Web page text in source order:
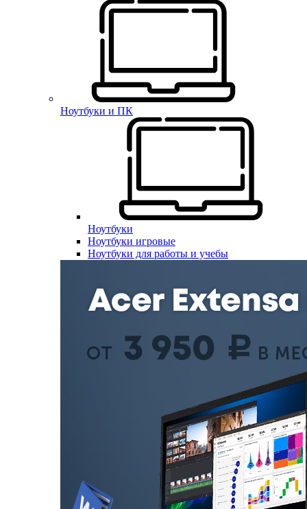
Ноутбуки и ПК
Ноутбуки
Ноутбуки игровые
Ноутбуки для работы и учебы